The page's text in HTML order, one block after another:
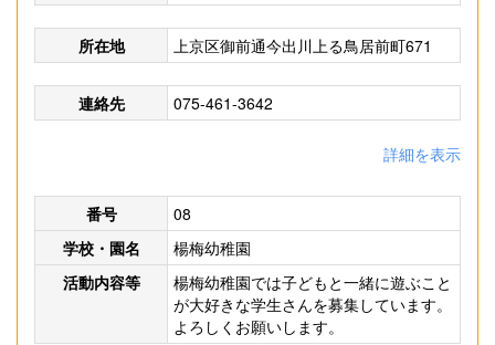
所在地 上京区御前通今出川上る鳥居前町671
連絡先 075-461-3642
詳細を表示
番号
08
学校・園名
楊梅幼稚園
活動内容等
楊梅幼稚園では子どもと一緒に遊ぶこと
が大好きな学生さんを募集しています。
よろしくお願いします。